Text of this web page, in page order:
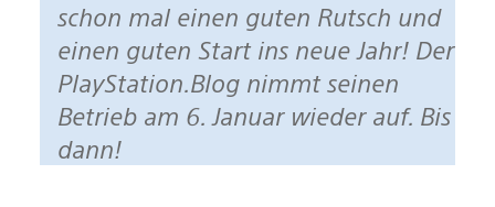
schon mal einen guten Rutsch und
einen guten Start ins neue Jahr! Der
PlayStation.Blog nimmt seinen
Betrieb am 6. Januar wieder auf. Bis
dann!